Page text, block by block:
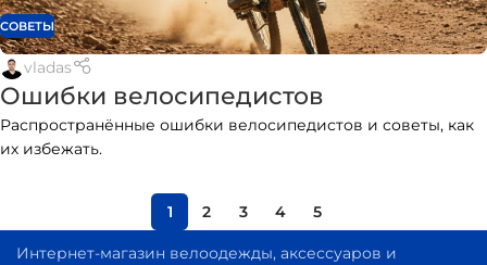
СОВЕТЫ
vladas
Ошибки велосипедистов
Распространённые ошибки велосипедистов и советы, как
их избежать.
1 2 3 4 5
Интернет-магазин велоодежды, аксессуаров и